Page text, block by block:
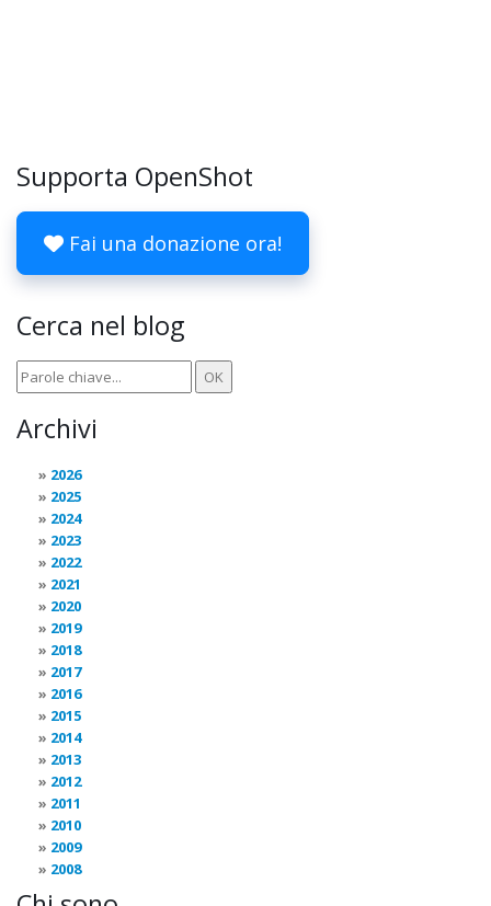
Supporta OpenShot
Fai una donazione ora!
Cerca nel blog
Archivi
2026
2025
2024
2023
2022
2021
2020
2019
2018
2017
2016
2015
2014
2013
2012
2011
2010
2009
2008